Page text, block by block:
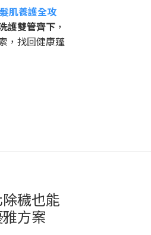
肌養護全攻
護雙管齊下 ，
，找回健康蓬
穢也能
方案